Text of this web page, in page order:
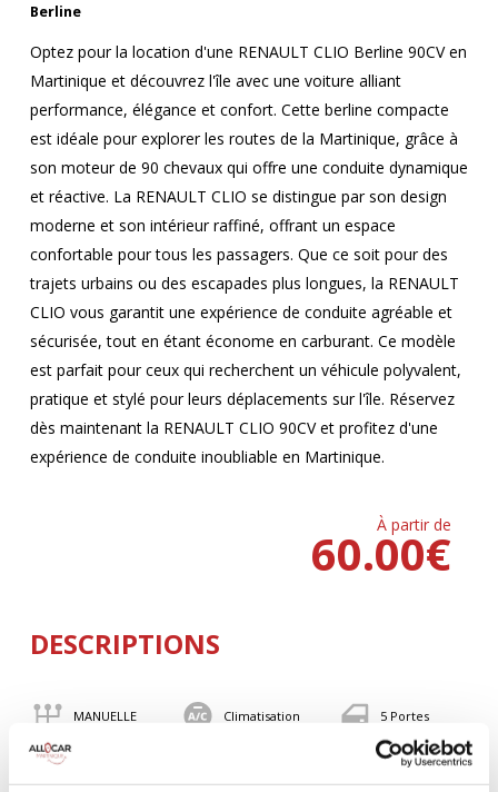
Berline
Optez pour la location d'une RENAULT CLIO Berline 90CV en
Martinique et découvrez l'île avec une voiture alliant
performance, élégance et confort. Cette berline compacte
est idéale pour explorer les routes de la Martinique, grâce à
son moteur de 90 chevaux qui offre une conduite dynamique
et réactive. La RENAULT CLIO se distingue par son design
moderne et son intérieur raffiné, offrant un espace
confortable pour tous les passagers. Que ce soit pour des
trajets urbains ou des escapades plus longues, la RENAULT
CLIO vous garantit une expérience de conduite agréable et
sécurisée, tout en étant économe en carburant. Ce modèle
est parfait pour ceux qui recherchent un véhicule polyvalent,
pratique et stylé pour leurs déplacements sur l'île. Réservez
dès maintenant la RENAULT CLIO 90CV et profitez d'une
expérience de conduite inoubliable en Martinique.
À partir de
€
60.00
DESCRIPTIONS
MANUELLE Climatisation 5 Portes
BLUETOOTH 90 CV